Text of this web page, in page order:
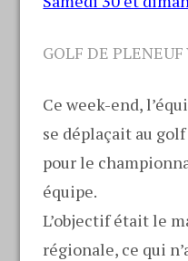
GOLF DE
Ce week-end,
se déplaçait au
pour le
équipe.
L’objectif était le
régionale, ce qui